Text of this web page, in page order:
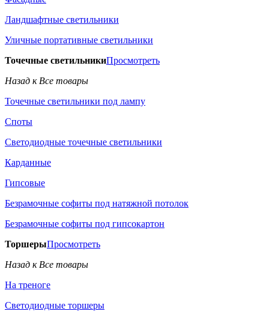
Ландшафтные светильники
Уличные портативные светильники
Точечные светильникиПросмотреть
Назад к Все товары
Точечные светильники под лампу
Споты
Светодиодные точечные светильники
Карданные
Гипсовые
Безрамочные софиты под натяжной потолок
Безрамочные софиты под гипсокартон
ТоршерыПросмотреть
Назад к Все товары
На треноге
Светодиодные торшеры